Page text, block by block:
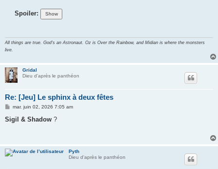
Spoiler:
All things are true. God's an Astronaut. Oz is Over the Rainbow, and Midian is where the monsters
live.
Gridal
Dieu d'après le panthéon
Re: [Jeu] Le sphinx à deux fêtes
M
s
s
mar. juin 02, 2026 7:05 am
Sigil & Shadow ?
Pyth
Dieu d'après le panthéon